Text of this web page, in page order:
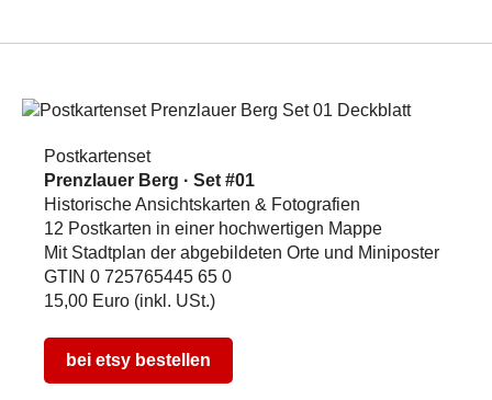
Postkartenset
Prenzlauer Berg · Set #01
Historische Ansichtskarten & Fotografien
12 Postkarten in einer hochwertigen Mappe
Mit Stadtplan der abgebildeten Orte und Miniposter
GTIN 0 725765445 65 0
15,00 Euro (inkl. USt.)
bei etsy bestellen